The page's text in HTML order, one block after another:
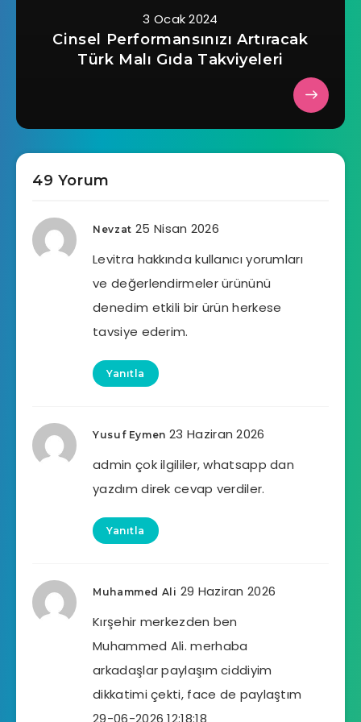
3 Ocak 2024
Cinsel Performansınızı Artıracak
Türk Malı Gıda Takviyeleri
49 Yorum
Nevzat 25 Nisan 2026
Levitra hakkında kullanıcı yorumları
ve değerlendirmeler ürününü
denedim etkili bir ürün herkese
tavsiye ederim.
Yanıtla
Yusuf Eymen 23 Haziran 2026
admin çok ilgililer, whatsapp dan
yazdım direk cevap verdiler.
Yanıtla
Muhammed Ali 29 Haziran 2026
Kırşehir merkezden ben
Muhammed Ali. merhaba
arkadaşlar paylaşım ciddiyim
dikkatimi çekti, face de paylaştım
29-06-2026 12:18:18